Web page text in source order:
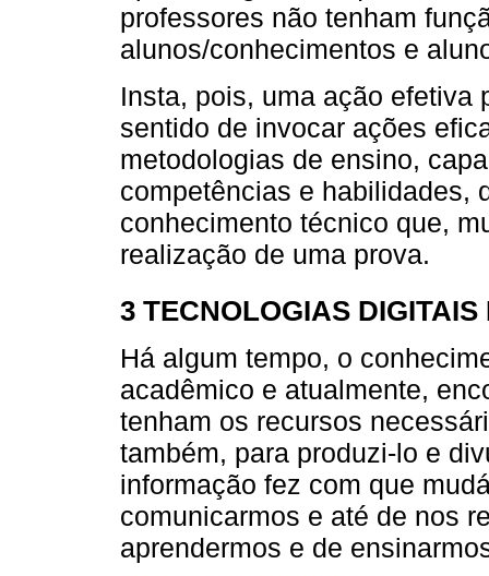
professores não tenham
alunos/conhecimentos e
Insta, pois, uma ação efetiva
sentido de invocar ações
metodologias de ensino,
competências e habilidades,
conhecimento técnico que,
realização de uma prova.
3 TECNOLOGIAS
Há algum tempo, o
acadêmico e atualmente,
tenham os recursos
também, para produzi-lo e
informação fez com que
comunicarmos e até de nos
aprendermos e de